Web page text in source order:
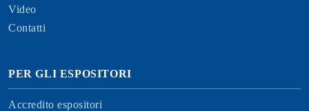
Video
Contatti
PER GLI ESPOSITORI
Accredito espositori